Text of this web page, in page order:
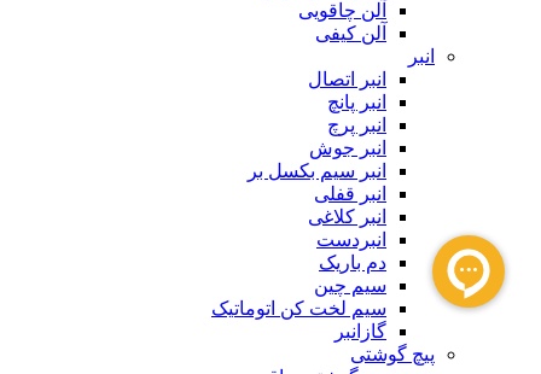
آلن چاقویی
آلن کیفی
انبر
انبر اتصال
انبر پانچ
انبر پرچ
انبر جوش
انبر سیم بکسل بر
انبر قفلی
انبر کلاغی
انبردست
دم باریک
سیم چین
سیم لخت کن اتوماتیک
گازانبر
پیچ گوشتی